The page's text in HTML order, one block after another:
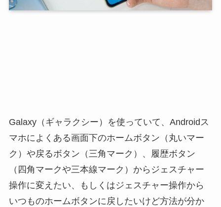
Galaxy（ギャラクシー）を使っていて、Androidス
マホによくある画面下のホームボタン（丸いマー
ク）や戻るボタン（三角マーク）、履歴ボタン
（四角マークや三本線マーク）からジェスチャー
操作に変えたい、もしくはジェスチャー操作から
いつものホームボタンに戻したいけど方法が分か